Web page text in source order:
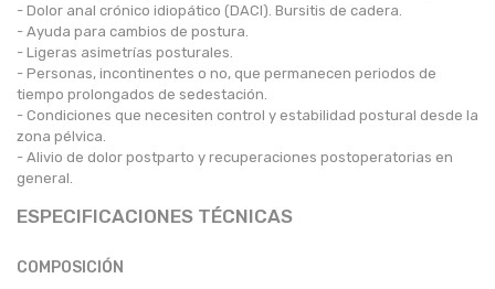
- Dolor anal crónico idiopático (DACI). Bursitis de cadera.
- Ayuda para cambios de postura.
- Ligeras asimetrías posturales.
- Personas, incontinentes o no, que permanecen periodos de
tiempo prolongados de sedestación.
- Condiciones que necesiten control y estabilidad postural desde la
zona pélvica.
- Alivio de dolor postparto y recuperaciones postoperatorias en
general.
ESPECIFICACIONES TÉCNICAS
COMPOSICIÓN